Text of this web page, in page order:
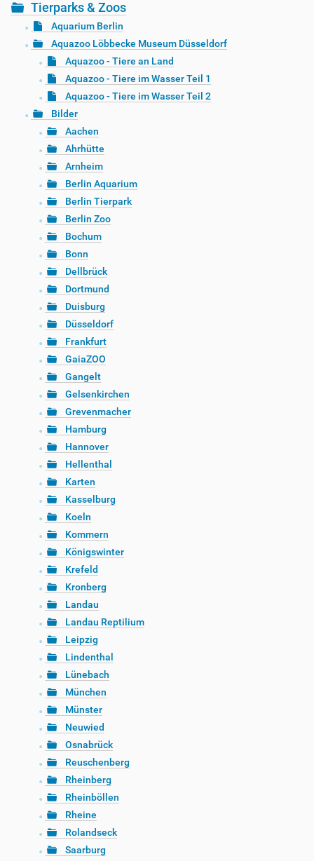
Tierparks & Zoos
Aquarium Berlin
Aquazoo Löbbecke Museum Düsseldorf
Aquazoo - Tiere an Land
Aquazoo - Tiere im Wasser Teil 1
Aquazoo - Tiere im Wasser Teil 2
Bilder
Aachen
Ahrhütte
Arnheim
Berlin Aquarium
Berlin Tierpark
Berlin Zoo
Bochum
Bonn
Dellbrück
Dortmund
Duisburg
Düsseldorf
Frankfurt
GaiaZOO
Gangelt
Gelsenkirchen
Grevenmacher
Hamburg
Hannover
Hellenthal
Karten
Kasselburg
Koeln
Kommern
Königswinter
Krefeld
Kronberg
Landau
Landau Reptilium
Leipzig
Lindenthal
Lünebach
München
Münster
Neuwied
Osnabrück
Reuschenberg
Rheinberg
Rheinböllen
Rheine
Rolandseck
Saarburg